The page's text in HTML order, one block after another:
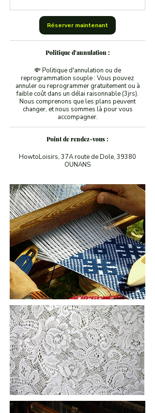
Réserver maintenant
Politique d'annulation :
💸 Politique d'annulation ou de
reprogrammation souple : Vous pouvez
annuler ou reprogrammer gratuitement ou à
faible coût dans un délai raisonnable (3jrs).
Nous comprenons que les plans peuvent
changer, et nous sommes là pour vous
accompagner.
Point de rendez-vous :
HowtoLoisirs, 37A route de Dole, 39380
OUNANS